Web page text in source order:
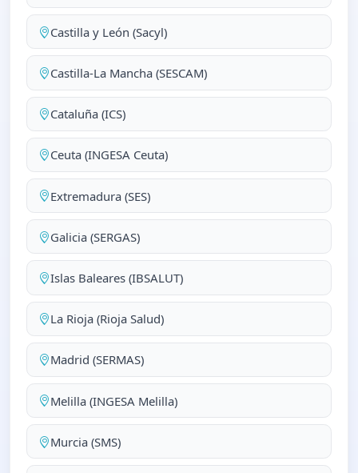
Castilla y León (Sacyl)
Castilla-La Mancha (SESCAM)
Cataluña (ICS)
Ceuta (INGESA Ceuta)
Extremadura (SES)
Galicia (SERGAS)
Islas Baleares (IBSALUT)
La Rioja (Rioja Salud)
Madrid (SERMAS)
Melilla (INGESA Melilla)
Murcia (SMS)